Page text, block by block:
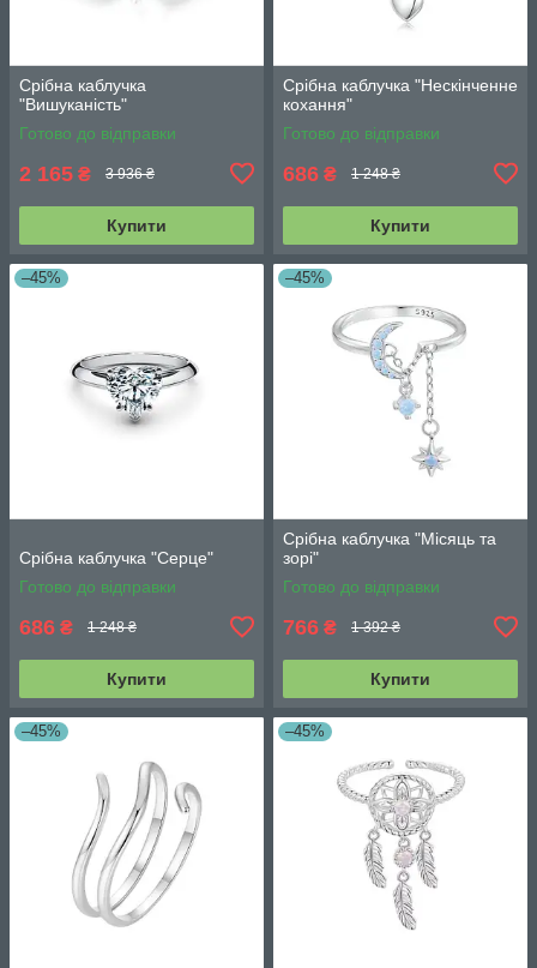
Срібна каблучка
"Вишуканість"
Готово до відправки
2 165 ₴ 3 936 ₴
Купити
Срібна каблучка "Нескінченне
кохання"
Готово до відправки
686 ₴ 1 248 ₴
Купити
–45%
Срібна каблучка "Серце"
Готово до відправки
686 ₴ 1 248 ₴
Купити
–45%
Срібна каблучка "Місяць та
зорі"
Готово до відправки
766 ₴ 1 392 ₴
Купити
–45% –45%